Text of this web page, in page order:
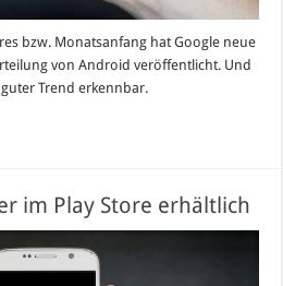
bzw. Monatsanfang hat Google neue
von Android veröffentlicht. Und
Trend erkennbar.
im Play Store erhältlich